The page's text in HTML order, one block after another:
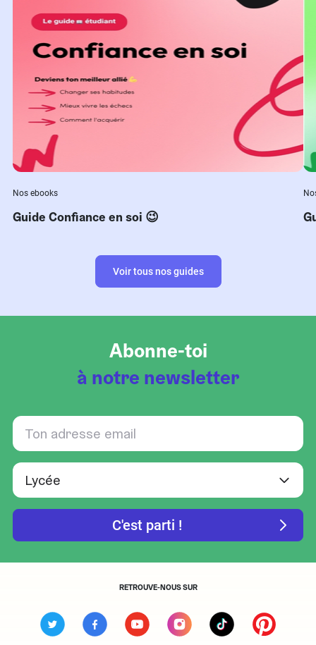
Nos ebooks
Guide Confiance en soi 😉
Voir tous nos guides
Abonne-toi
à notre newsletter
RETROUVE-NOUS SUR